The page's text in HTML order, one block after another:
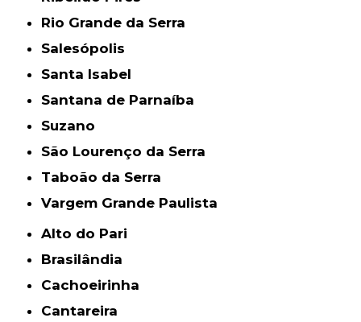
Rio Grande da Serra
Salesópolis
Santa Isabel
Santana de Parnaíba
Suzano
São Lourenço da Serra
Taboão da Serra
Vargem Grande Paulista
Alto do Pari
Brasilândia
Cachoeirinha
Cantareira